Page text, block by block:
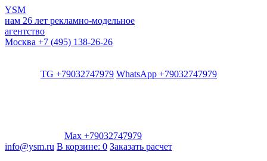
YSM
нам 26 лет рекламно-модельное
агентство
Москва +7 (495) 138-26-26
TG +79032747979 WhatsApp +79032747979
Max +79032747979
info@ysm.ru В корзине: 0 Заказать расчет